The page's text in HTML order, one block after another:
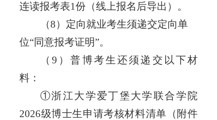
连读报考表1份（线上报名后导出） 。
（8） 定向就业考生须递交定向单
位“同意报考证明”。
（9 ）普博考生还须递交以下材
料：
①浙江大学爱丁堡大学联合学院
2026级博士生申请考核材料清单（附件